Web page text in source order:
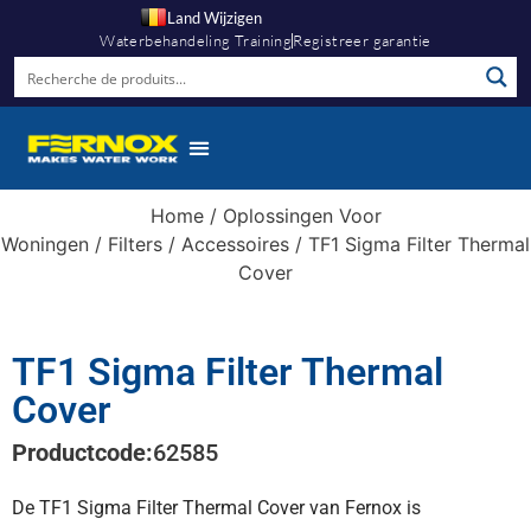
Land Wijzigen
Waterbehandeling TrainingRegistreer garantie
Home/ Oplossingen Voor
Woningen / Filters / Accessoires / TF1 Sigma Filter Thermal
Cover
TF1 Sigma Filter Thermal
Cover
Productcode:62585
De TF1 Sigma Filter Thermal Cover van Fernox is